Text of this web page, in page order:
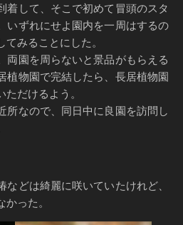
して、そこで初めて冒頭のスタ
いずれにせよ園内を一周はするの
みることにした。
園を周らないと景品がもらえる
植物園で完結したら、長居植物園
だけるよう。
なので、同日中に良園を訪問し
どは綺麗に咲いていたけれど、
った。